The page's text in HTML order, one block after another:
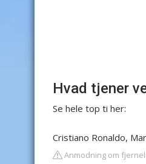
Hvad tjener
Se hele top ti her:
Cristiano Ronaldo,
Anmodning om